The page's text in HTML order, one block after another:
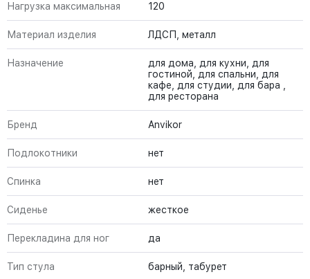
Нагрузка максимальная 120
Материал изделия ЛДСП, металл
Назначение
для дома, для кухни, для
гостиной, для спальни, для
кафе, для студии, для бара ,
для ресторана
Бренд Anvikor
Подлокотники нет
Спинка нет
Сиденье жесткое
Перекладина для ног да
Тип стула барный, табурет